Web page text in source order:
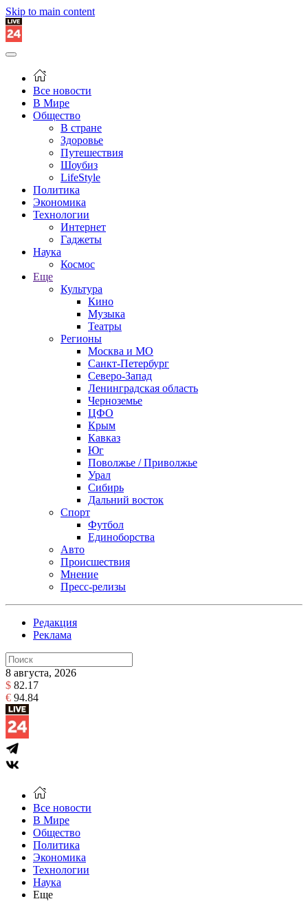
Skip to main content
Все новости
В Мире
Общество
В стране
Здоровье
Путешествия
Шоубиз
LifeStyle
Политика
Экономика
Технологии
Интернет
Гаджеты
Наука
Космос
Еще
Культура
Кино
Музыка
Театры
Регионы
Москва и МО
Санкт-Петербург
Северо-Запад
Ленинградская область
Черноземье
ЦФО
Крым
Кавказ
Юг
Поволжье / Приволжье
Урал
Сибирь
Дальний восток
Спорт
Футбол
Единоборства
Авто
Происшествия
Мнение
Пресс-релизы
Редакция
Реклама
8 августа, 2026
$ 82.17
€ 94.84
Все новости
В Мире
Общество
Политика
Экономика
Технологии
Наука
Еще